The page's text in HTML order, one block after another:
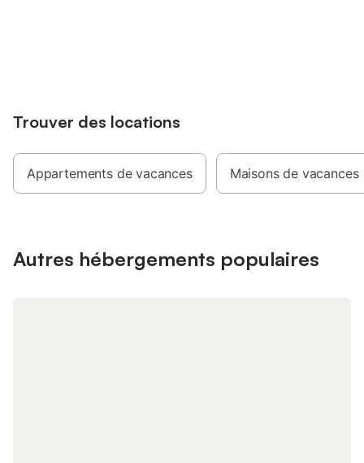
Trouver des locations
Appartements de vacances Maisons de vacances
Autres hébergements populaires